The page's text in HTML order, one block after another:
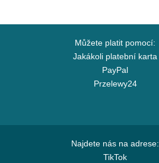
Můžete platit pomocí:
Jakákoli platební karta
PayPal
Przelewy24
Najdete nás na adrese:
TikTok